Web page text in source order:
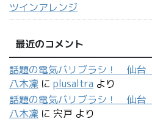
ツインアレンジ
最近のコメント
話題の電気バリブラシ！ 仙
八木凜 に plusaltra より
話題の電気バリブラシ！ 仙
八木凜 に 宍戸 より